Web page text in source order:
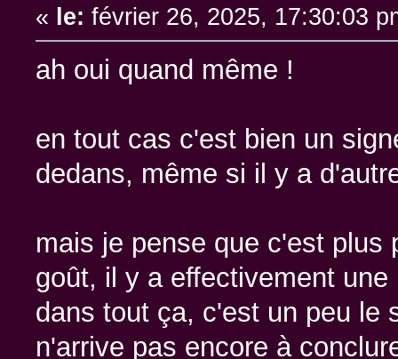
« le: février 26, 2025, 17:30:03
ah oui quand même !
en tout cas c'est bien un
dedans, même si il y a
mais je pense que c'est plus
goût, il y a effectivement
dans tout ça, c'est un peu le
n'arrive pas encore à